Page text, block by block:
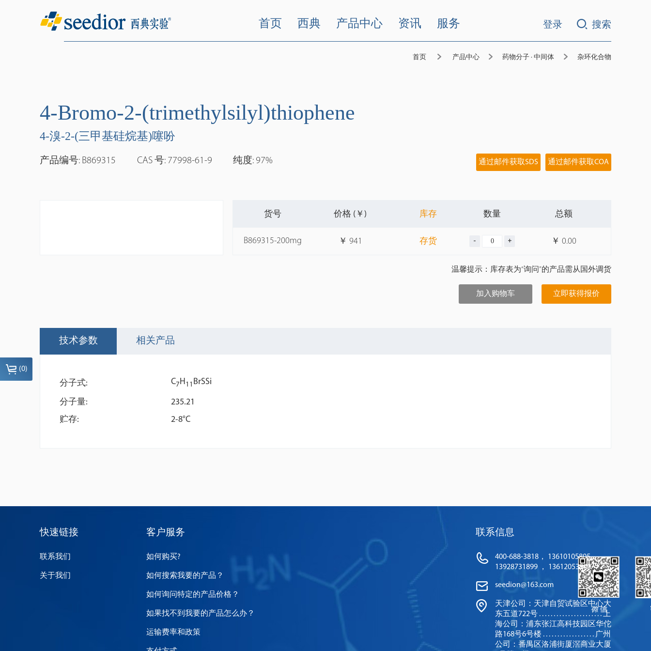
首页 西典 产品中心 资讯 服务 登录 搜索
首页 产品中心 药物分子 · 中间体 杂环化合物
4-Bromo-2-(trimethylsilyl)thiophene
4-溴-2-(三甲基硅烷基)噻吩
产品编号: B869315 CAS 号: 77998-61-9 纯度: 97% 通过邮件获取COA
通过邮件获取SDS
货号 价格 (￥) 库存 数量 总额
B869315-200mg ￥ 941 存货 ￥ 0.00
温馨提示：库存表为“询问”的产品需从国外调货
立即获得报价
加入购物车
技术参数 相关产品
分子式: C7H1 1 BrSSi
分子量:
235.21
贮存:
2-8°C
yl)-2,2'-bithiophene
yl)thiophene
快速链接
联系我们
关于我们
客户服务
如何购买?
如何搜索我要的产品？
如何询问特定的产品价格？
如果找不到我要的产品怎么办？
运输费率和政策
联系信息
400-688-3818， 13610105805
13928731899 ， 13612053800
seedion@163.com
天津公司：天津自贸试验区中心大
东五道722号 . . . . . . . . . . . . . . . . . . . . . . 上
海公司：浦东张江高科技园区华佗
路168号6号楼 . . . . . . . . . . . . . . . . . . 广州
公司：番禺区洛浦街厦滘商业大厦
(0)